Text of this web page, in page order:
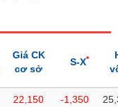
Giá CK
cơ sở
S-X*
22,150 -1,350